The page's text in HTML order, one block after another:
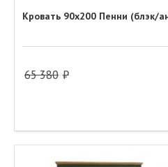
Кровать 90х200 Пенни (блэк/
65 380